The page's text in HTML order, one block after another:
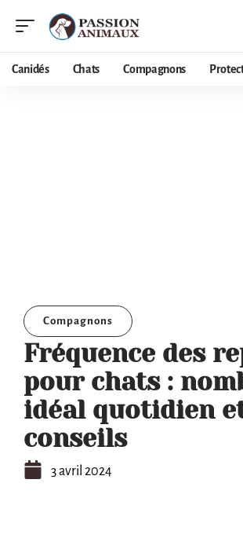
Canidés Chats Compagnons
Compagnons
Fréquence des
pour chats :
idéal quotidien
conseils
3 avril 2024